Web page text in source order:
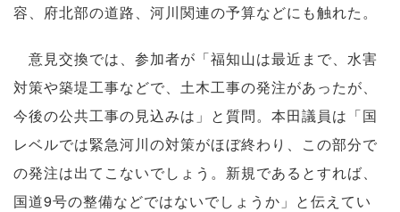
容、府北部の道路、河川関連の予算などにも触れた。
意見交換では、参加者が「福知山は最近まで、水害
対策や築堤工事などで、土木工事の発注があったが、
今後の公共工事の見込みは」と質問。本田議員は「国
レベルでは緊急河川の対策がほぼ終わり、この部分で
の発注は出てこないでしょう。新規であるとすれば、
国道9号の整備などではないでしょうか」と伝えてい